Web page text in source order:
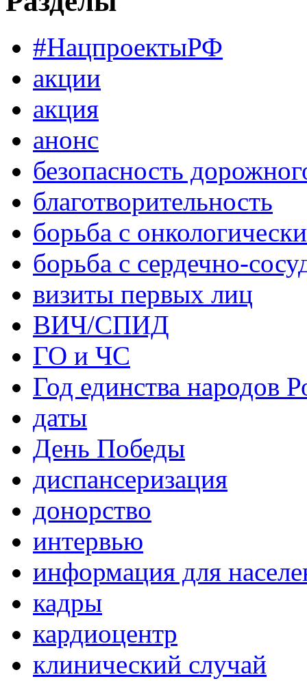
#НацпроектыРФ
акции
акция
анонс
безопасность
благотворительность
борьба с
борьба с сердечно-
визиты первых лиц
ВИЧ/СПИД
ГО и ЧС
Год единства народов
даты
День Победы
диспансеризация
донорство
интервью
информация для
кадры
кардиоцентр
клинический случай